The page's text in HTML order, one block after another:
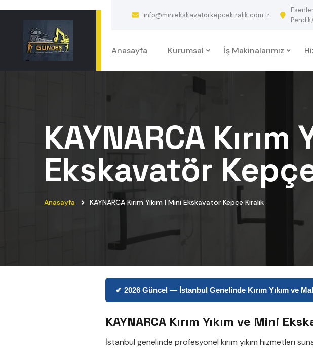
info@miniekskavatorkepcekiralik.com.tr
Anasayfa Kurumsal İş Makinalarımız
KAYNARCA Kırım
Ekskavatör
Anasayfa KAYNARCA Kırım Yıkım | Mini Ekskavatör Kepçe Kiralık
✔ 2026 Güncel — İstanbul Genelinde Kırım Yıkım ve
KAYNARCA Kırım Yıkım ve Mini
İstanbul genelinde profesyonel kırım yıkım hizmetleri